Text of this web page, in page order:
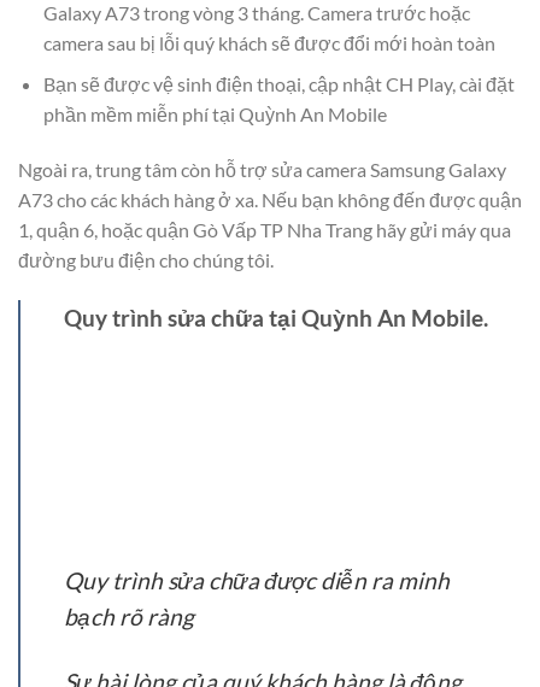
Galaxy A73 trong vòng 3 tháng. Camera trước hoặc
camera sau bị lỗi quý khách sẽ được đổi mới hoàn toàn
Bạn sẽ được vệ sinh điện thoại, cập nhật CH Play, cài đặt
phần mềm miễn phí tại Quỳnh An Mobile
Ngoài ra, trung tâm còn hỗ trợ sửa camera Samsung Galaxy
A73 cho các khách hàng ở xa. Nếu bạn không đến được quận
1, quận 6, hoặc quận Gò Vấp TP Nha Trang hãy gửi máy qua
đường bưu điện cho chúng tôi.
Quy trình sửa chữa tại Quỳnh An Mobile.
Quy trình sửa chữa được diễn ra minh
bạch rõ ràng